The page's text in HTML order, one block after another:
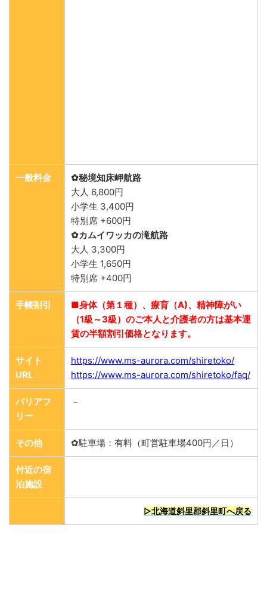
一般料金
✿秘境知床岬航路
大人 6,800円
小学生 3,400円
特別席 +600円
✿カムイワッカの滝航路
大人 3,300円
小学生 1,650円
特別席 +400円
手帳割引
■身体（第１種）、療育（A)、精神障がい
（1級～3級）のご本人と介護者の方は基本運
賃の半額割引価格となります。
サイト
URL
https://www.ms-aurora.com/shiretoko/
https://www.ms-aurora.com/shiretoko/faq/
バリアフ
リー
－
その他 ✿駐車場：有料（町営駐車場400円／日）
付近の宿
泊施設
▷北海道斜里郡斜里町へ戻る